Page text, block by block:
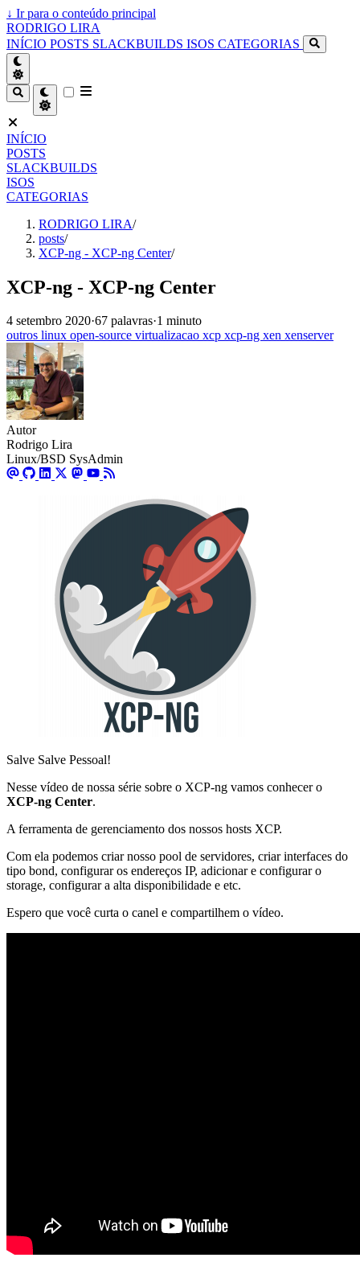
↓ Ir para o conteúdo principal
RODRIGO LIRA
INÍCIO POSTS SLACKBUILDS ISOS CATEGORIAS
INÍCIO
POSTS
SLACKBUILDS
ISOS
CATEGORIAS
RODRIGO LIRA/
posts/
XCP-ng - XCP-ng Center/
XCP-ng - XCP-ng Center
4 setembro 2020·67 palavras·1 minuto
outros linux open-source virtualizacao xcp xcp-ng xen xenserver
Autor
Rodrigo Lira
Linux/BSD SysAdmin
Salve Salve Pessoal!
Nesse vídeo de nossa série sobre o XCP-ng vamos conhecer o
XCP-ng Center.
A ferramenta de gerenciamento dos nossos hosts XCP.
Com ela podemos criar nosso pool de servidores, criar interfaces do
tipo bond, configurar os endereços IP, adicionar e configurar o
storage, configurar a alta disponibilidade e etc.
Espero que você curta o canel e compartilhem o vídeo.